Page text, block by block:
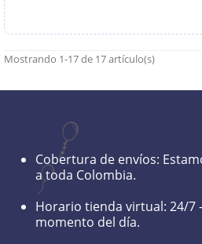
Mostrando 1-17 de 17 artículo(s)
Cobertura de envíos:
a toda Colombia.
Horario tienda virtual: 24/7
momento del día.